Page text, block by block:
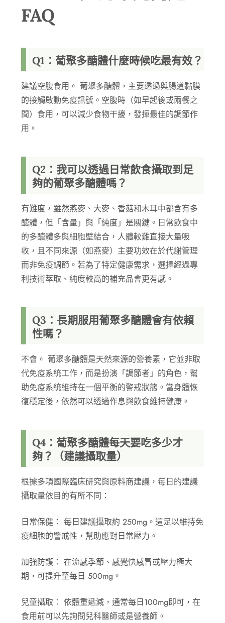
FAQ
Q1：葡聚多醣體什麼時候吃最有效？
建議空腹食用。 葡聚多醣體，主要透過與腸道黏膜
的接觸啟動免疫訊號。空腹時（如早起後或兩餐之
間）食用，可以減少食物干擾，發揮最佳的調節作
用。
Q2：我可以透過日常飲食攝取到足
夠的葡聚多醣體嗎？
有難度，雖然燕麥、大麥、香菇和木耳中都含有多
醣體，但「含量」與「純度」是關鍵。日常飲食中
的多醣體多與細胞壁結合，人體較難直接大量吸
收，且不同來源（如燕麥）主要功效在於代謝管理
而非免疫調節。若為了特定健康需求，選擇經過專
利技術萃取、純度較高的補充品會更有感。
Q3：長期服用葡聚多醣體會有依賴
性嗎？
不會。 葡聚多醣體是天然來源的營養素，它並非取
代免疫系統工作，而是扮演「調節者」的角色，幫
助免疫系統維持在一個平衡的警戒狀態。當身體恢
復穩定後，依然可以透過作息與飲食維持健康。
Q4：葡聚多醣體每天要吃多少才
夠？（建議攝取量）
根據多項國際臨床研究與原料商建議，每日的建議
攝取量依目的有所不同：
日常保健： 每日建議攝取約 250mg。這足以維持免
疫細胞的警戒性，幫助應對日常壓力。
加強防護： 在流感季節、感覺快感冒或壓力極大
期，可提升至每日 500mg。
兒童攝取： 依體重遞減，通常每日100mg即可，在
食用前可以先詢問兒科醫師或是營養師。